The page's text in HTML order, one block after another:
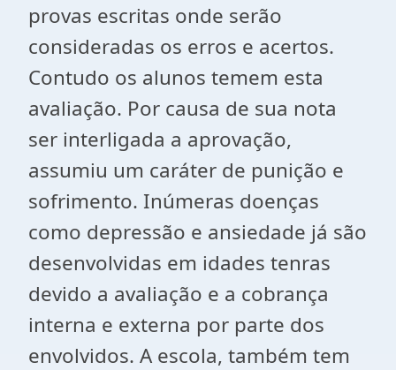
provas escritas onde serão
consideradas os erros e acertos.
Contudo os alunos temem esta
avaliação. Por causa de sua nota
ser interligada a aprovação,
assumiu um caráter de punição e
sofrimento. Inúmeras doenças
como depressão e ansiedade já são
desenvolvidas em idades tenras
devido a avaliação e a cobrança
interna e externa por parte dos
envolvidos. A escola, também tem